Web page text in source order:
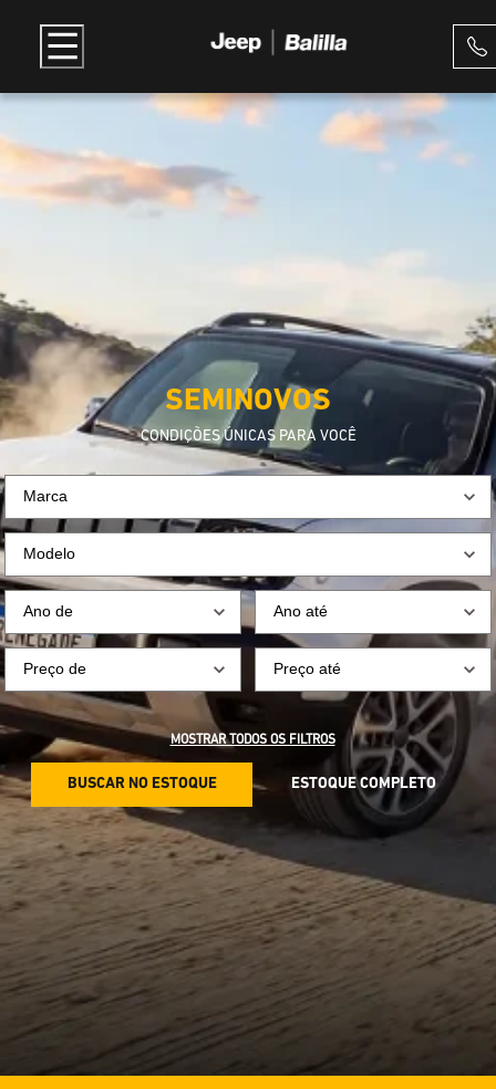
SEMINOVOS
CONDIÇÕES ÚNICAS PARA VOCÊ
MOSTRAR TODOS OS FILTROS
BUSCAR NO ESTOQUE ESTOQUE COMPLETO